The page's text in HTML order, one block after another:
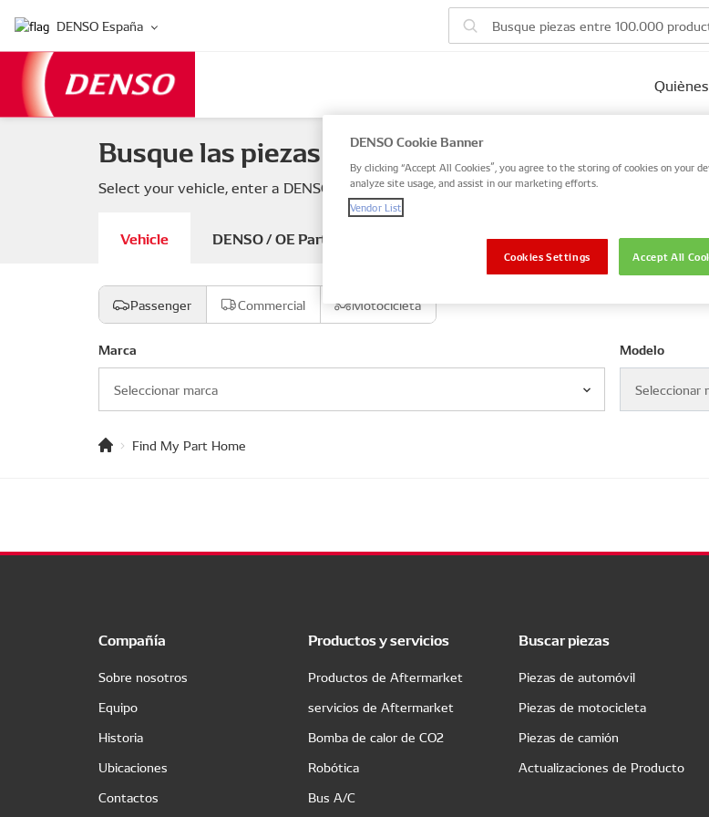
DENSO España
Busque las piezas de su vehículo
Select your vehicle, enter a DENSO or OE part number, or search by VIN / Frame No.
Vehicle DENSO / OE Part number VIN / Frame
Passenger Commercial Motocicleta
Marca
Seleccionar marca
Modelo
Seleccionar
Find My Part Home
Compañía
Sobre nosotros
Equipo
Historia
Ubicaciones
Contactos
Productos y servicios
Productos de Aftermarket
servicios de Aftermarket
Bomba de calor de CO2
Robótica
Bus A/C
Buscar piezas
Piezas de automóvil
Piezas de motocicleta
Piezas de camión
Actualizaciones de Producto
DENSO Cookie Banner
By clicking “Accept All Cookies”, you agree to the storing of cookies on your
analyze site usage, and assist in our marketing efforts.
Vendor List
Accept All
Cookies Settings